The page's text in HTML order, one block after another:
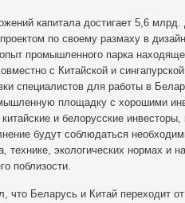
капитала достигает 5,6
по своему размаху в
промышленного парка
с Китайской и
специалистов для работы в
площадку с хорошими
китайские и белорусские
будут соблюдаться
технике, экологических нормах и
поблизости.
что Беларусь и Китай переходит